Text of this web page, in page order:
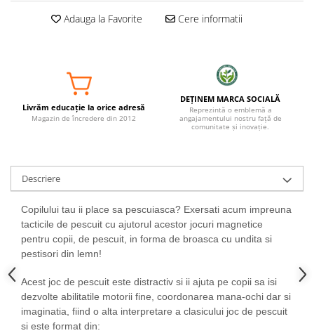
Adauga la Favorite Cere informatii
Livrăm educație la orice adresă
Magazin de încredere din 2012
DEȚINEM MARCA SOCIALĂ
Reprezintă o emblemă a
angajamentului nostru față de
comunitate și inovație.
Descriere
Copilului tau ii place sa pescuiasca? Exersati acum impreuna
tacticile de pescuit cu ajutorul acestor jocuri magnetice
pentru copii, de pescuit, in forma de broasca cu undita si
pestisori din lemn!
Acest joc de pescuit este distractiv si ii ajuta pe copii sa isi
dezvolte abilitatile motorii fine, coordonarea mana-ochi dar si
imaginatia, fiind o alta interpretare a clasicului joc de pescuit
si este format din: